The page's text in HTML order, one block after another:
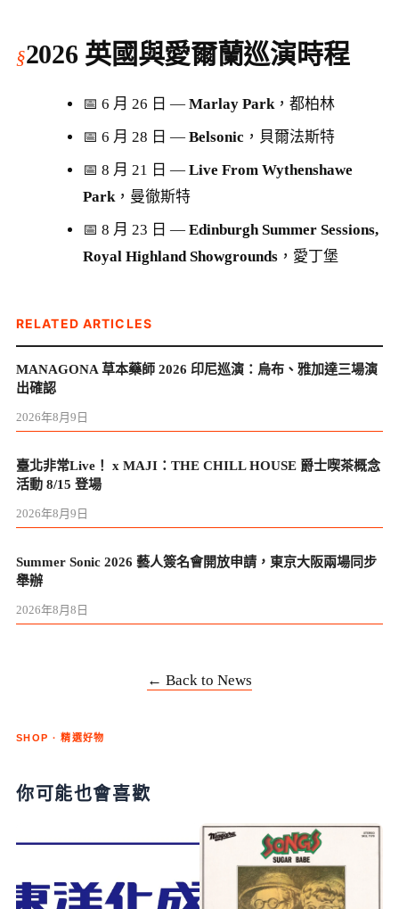
2026 英國與愛爾蘭巡演時程
📅 6 月 26 日 — Marlay Park，都柏林
📅 6 月 28 日 — Belsonic ，貝爾法斯特
📅 8 月 21 日 — Live From Wythenshawe
Park，曼徹斯特
📅 8 月 23 日 — Edinburgh Summer Sessions,
Royal Highland Showgrounds，愛丁堡
RELATED ARTICLES
MANAGONA 草本藥師 2026 印尼巡演：烏布、雅加達三場演
出確認
2026年8月9日
臺北非常Live！ x MAJI：THE CHILL HOUSE 爵士喫茶概念
活動 8/15 登場
2026年8月9日
Summer Sonic 2026 藝人簽名會開放申請，東京大阪兩場同步
舉辦
2026年8月8日
← Back to News
SHOP · 精選好物
你可能也會喜歡